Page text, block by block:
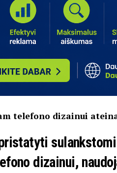
telefono dizainui
dizainui,